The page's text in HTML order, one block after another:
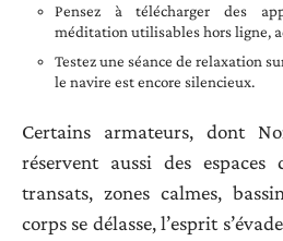
Pensez à télécharger des
méditation utilisables hors ligne,
Testez une séance de relaxation
le navire est encore silencieux.
Certains armateurs, dont
réservent aussi des
transats, zones calmes,
corps se délasse, l’esprit